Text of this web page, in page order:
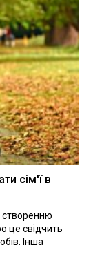
сім'ї в
створенню
це свідчить
Інша